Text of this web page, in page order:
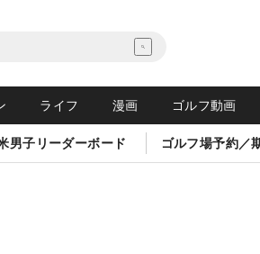
ライフ 漫画 ゴルフ動画
子リーダーボード ゴルフ場予約／